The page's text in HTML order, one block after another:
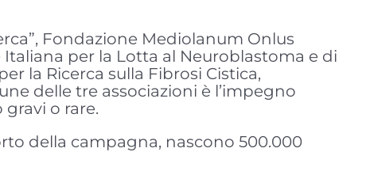
Fondazione Mediolanum Onlus
per la Lotta al Neuroblastoma e di
la Ricerca sulla Fibrosi Cistica,
delle tre associazioni è l’impegno
o rare.
della campagna, nascono 500.000